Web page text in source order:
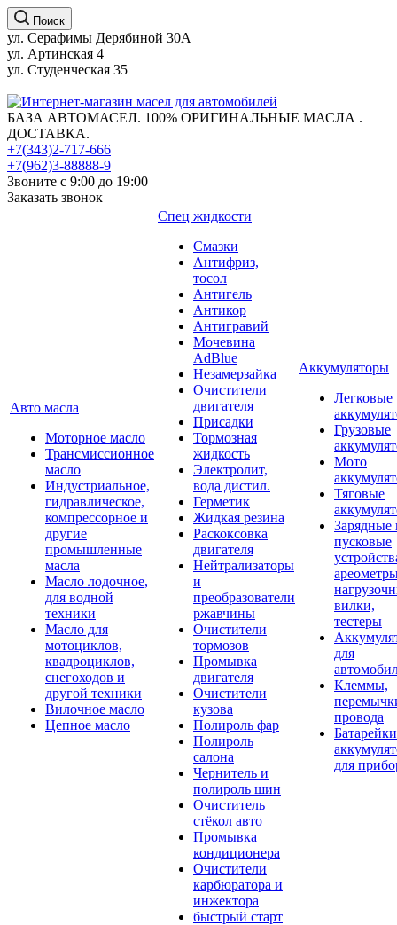
Поиск
ул. Серафимы Дерябиной 30А
ул. Артинская 4
ул. Студенческая 35
БАЗА АВТОМАСЕЛ. 100% ОРИГИНАЛЬНЫЕ МАСЛА .
ДОСТАВКА.
+7(343)2-717-666
+7(962)3-88888-9
Звоните с 9:00 до 19:00
Заказать звонок
Авто масла
Моторное масло
Трансмиссионное
масло
Индустриальное,
гидравлическое,
компрессорное и
другие
промышленные
масла
Масло лодочное,
для водной
техники
Масло для
мотоциклов,
квадроциклов,
снегоходов и
другой техники
Вилочное масло
Цепное масло
Спец жидкости
Смазки
Антифриз,
тосол
Антигель
Антикор
Антигравий
Мочевина
AdBlue
Незамерзайка
Очистители
двигателя
Присадки
Тормозная
жидкость
Электролит,
вода дистил.
Герметик
Жидкая резина
Раскоксовка
двигателя
Нейтрализаторы
и
преобразователи
ржавчины
Очистители
тормозов
Промывка
двигателя
Очистители
кузова
Полироль фар
Полироль
салона
Чернитель и
полироль шин
Очиститель
стёкол авто
Промывка
кондиционера
Очистители
карбюратора и
инжектора
быстрый старт
Аккумуляторы
Легковые
Грузовые
Мото
Тяговые
Зарядные
пусковые
вилки,
тестеры
для
Клеммы,
провода
для